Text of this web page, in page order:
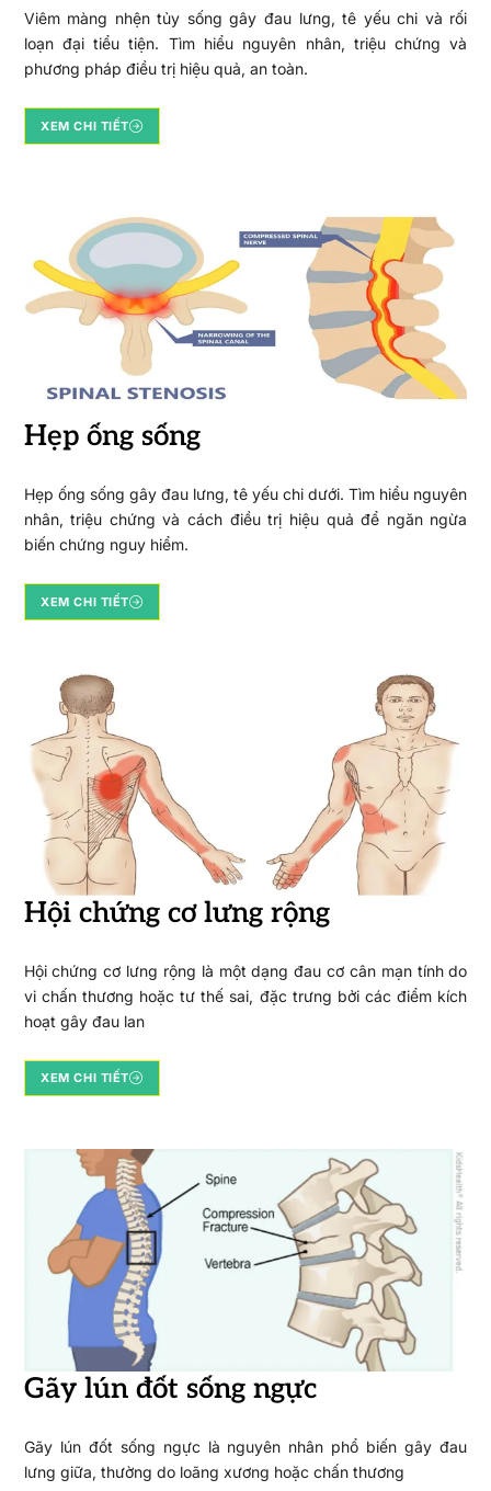
Viêm màng nhện tủy sống gây đau lưng, tê yếu chi và rối
loạn đại tiểu tiện. Tìm hiểu nguyên nhân, triệu chứng và
phương pháp điều trị hiệu quả, an toàn.
XEM CHI TIẾT
Hẹp ống sống
Hẹp ống sống gây đau lưng, tê yếu chi dưới. Tìm hiểu nguyên
nhân, triệu chứng và cách điều trị hiệu quả để ngăn ngừa
biến chứng nguy hiểm.
XEM CHI TIẾT
Hội chứng cơ lưng rộng
Hội chứng cơ lưng rộng là một dạng đau cơ cân mạn tính do
vi chấn thương hoặc tư thế sai, đặc trưng bởi các điểm kích
hoạt gây đau lan
XEM CHI TIẾT
Gãy lún đốt sống ngực
Gãy lún đốt sống ngực là nguyên nhân phổ biến gây đau
lưng giữa, thường do loãng xương hoặc chấn thương